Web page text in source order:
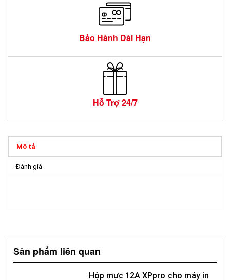
Bảo Hành Dài Hạn
Hỗ Trợ 24/7
Mô tả
Đánh giá
Sản phẩm liên quan
Hộp mực 12A XPpro cho máy in